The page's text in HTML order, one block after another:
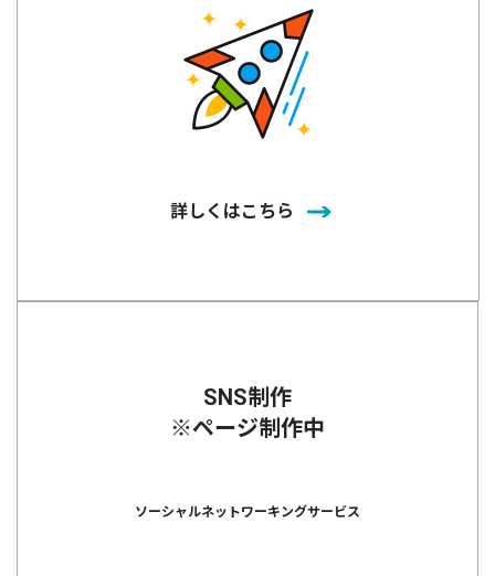
詳しくはこちら
SNS制作
※ページ制作中
ソーシャルネットワーキングサービス